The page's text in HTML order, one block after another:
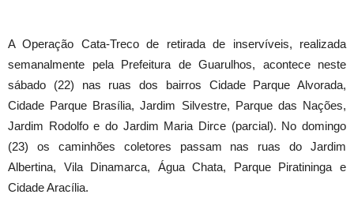
A Operação Cata-Treco de retirada de inservíveis, realizada
semanalmente pela Prefeitura de Guarulhos, acontece neste
sábado (22) nas ruas dos bairros Cidade Parque Alvorada,
Cidade Parque Brasília, Jardim Silvestre, Parque das Nações,
Jardim Rodolfo e do Jardim Maria Dirce (parcial). No domingo
(23) os caminhões coletores passam nas ruas do Jardim
Albertina, Vila Dinamarca, Água Chata, Parque Piratininga e
Cidade Aracília.